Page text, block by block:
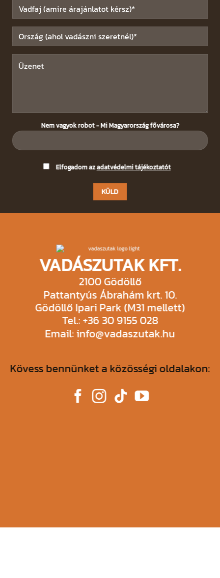
Nem vagyok robot - Mi Magyarország fővárosa?
Elfogadom azadatvédelmi tájékoztatót
VADÁSZUTAK KFT.
2100 Gödöllő
Pattantyús Ábrahám krt. 10.
Gödöllő Ipari Park (M31 mellett)
Tel.: +36 30 9155 028
Email: info@vadaszutak.hu
Kövess bennünket a közösségi oldalakon: